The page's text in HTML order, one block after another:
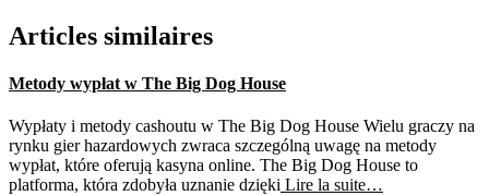
Articles similaires
Metody wypłat w The Big Dog House
Wypłaty i metody cashoutu w The Big Dog House Wielu graczy na
rynku gier hazardowych zwraca szczególną uwagę na metody
wypłat, które oferują kasyna online. The Big Dog House to
platforma, która zdobyła uznanie dzięki Lire la suite…